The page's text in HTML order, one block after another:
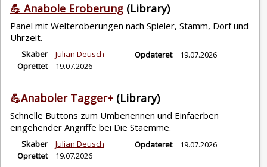
💪 Anabole Eroberung (Library)
Panel mit Welteroberungen nach Spieler, Stamm, Dorf und
Uhrzeit.
Skaber
Julian Deusch
Oprettet
19.07.2026
Opdateret 19.07.2026
💪Anaboler Tagger+ (Library)
Schnelle Buttons zum Umbenennen und Einfaerben
eingehender Angriffe bei Die Staemme.
Skaber
Julian Deusch
Oprettet
19.07.2026
Opdateret 19.07.2026